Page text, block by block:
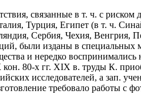
связанные в т. ч. с
Турция, Египет (в т. ч.
Сербия, Чехия, Венгрия,
были изданы в
и нередко
80-х гг. XIX в. труды К.
исследователей, а
требовало работы с